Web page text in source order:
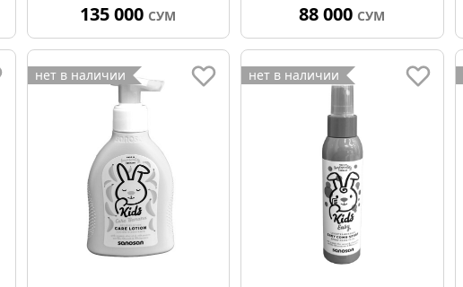
135 000 СУМ 88 000 СУМ
нет в наличии нет в наличии